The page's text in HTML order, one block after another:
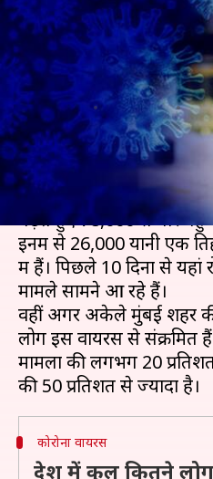
कोरोना वायरस:
देश के 33
प्रतिशत मामले
लेखन प्रमोद कुमार May 14, 2020
क्या है खबर?
देश में कोरोना वायरस
बढ़ते हुए 78,000 से पार
इनमें से 26,000 यानी एक
में हैं। पिछले 10 दिनों से यहां
मामले सामने आ रहे हैं।
वहीं अगर अकेले मुंबई शहर
लोग इस वायरस से
मामलों की लगभग 20
कोरोना वायरस
देश में कुल कितने लोग